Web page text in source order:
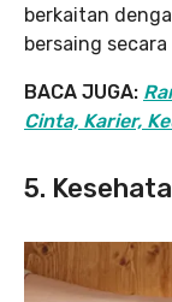
berkaitan
bersaing
BACA JUGA:
Cinta, Karier,
5.